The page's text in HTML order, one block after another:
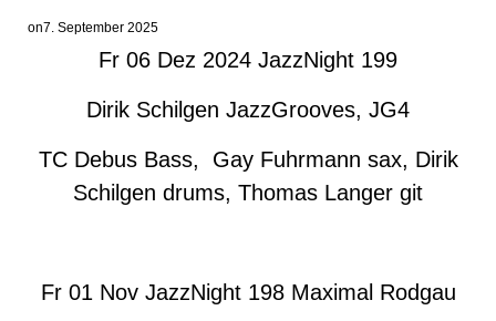
on7. September 2025
Fr 06 Dez 2024 JazzNight 199
Dirik Schilgen JazzGrooves, JG4
TC Debus Bass, Gay Fuhrmann sax, Dirik
Schilgen drums, Thomas Langer git
Fr 01 Nov JazzNight 198 Maximal Rodgau